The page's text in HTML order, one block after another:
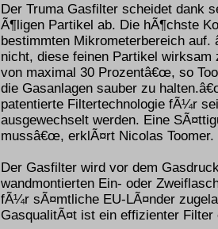
Der Truma Gasfilter scheidet dank
Ã¶ligen Partikel ab. Die hÃ¶chste
bestimmten Mikrometerbereich
nicht, diese feinen Partikel wirksam
von maximal 30 Prozentâ€œ, so
die Gasanlagen sauber zu
patentierte Filtertechnologie fÃ¼r
ausgewechselt werden. Eine
mussâ€œ, erklÃ¤rt Nicolas Toomer.
Der Gasfilter wird vor dem
wandmontierten Ein- oder
fÃ¼r sÃ¤mtliche EU-LÃ¤nder
GasqualitÃ¤t ist ein effizienter